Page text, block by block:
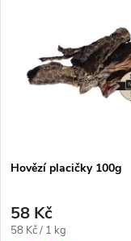
ů
Hovězí placičky 100g
58 Kč
Měrná
58 Kč / 1 kg